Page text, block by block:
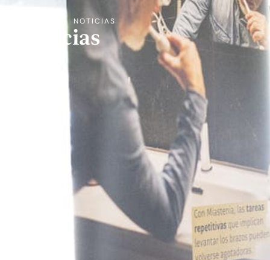
NOTICIAS
Noticias